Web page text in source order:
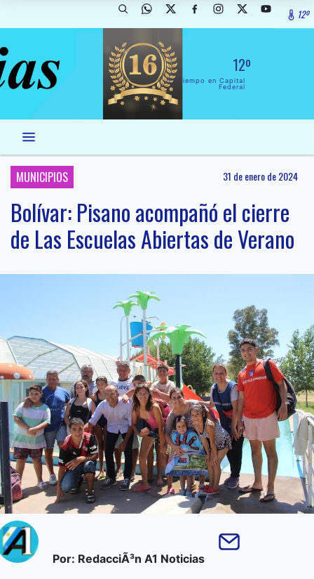
12º
12º
El Tiempo en Capital
Federal
MUNICIPIOS 31 de enero de 2024
Bolívar: Pisano acompañó el cierre
de Las Escuelas Abiertas de Verano
Por: RedacciÃ³n A1 Noticias